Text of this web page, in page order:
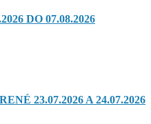
DO 07.08.2026
23.07.2026 A 24.07.2026